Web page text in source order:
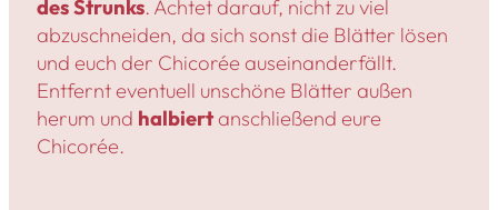
des Strunks. Achtet darauf, nicht zu viel
abzuschneiden, da sich sonst die Blätter lösen
und euch der Chicorée auseinanderfällt.
Entfernt eventuell unschöne Blätter außen
herum und halbiertanschließend eure
Chicorée.